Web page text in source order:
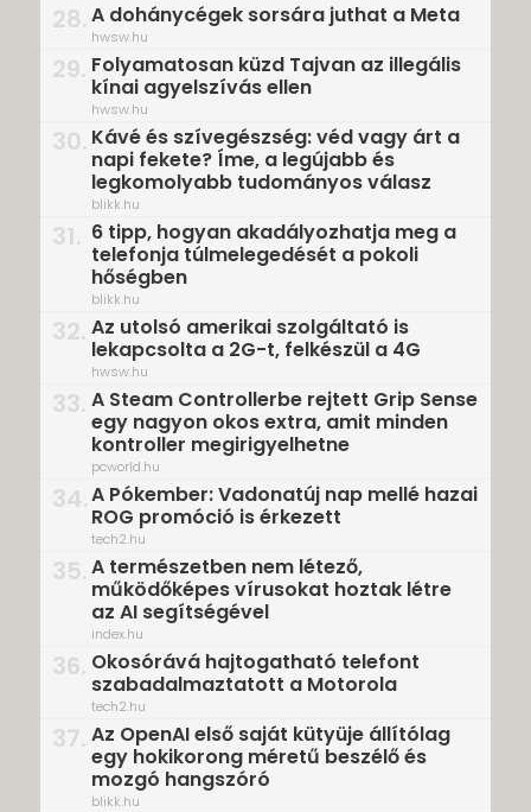
28. A dohánycégek sorsára juthat a Meta
hwsw.hu
29. Folyamatosan küzd Tajvan az illegális
kínai agyelszívás ellen
hwsw.hu
30. Kávé és szívegészség: véd vagy árt a
napi fekete? Íme, a legújabb és
legkomolyabb tudományos válasz
blikk.hu
31. 6 tipp, hogyan akadályozhatja meg a
telefonja túlmelegedését a pokoli
hőségben
blikk.hu
32. Az utolsó amerikai szolgáltató is
lekapcsolta a 2G-t, felkészül a 4G
hwsw.hu
33. A Steam Controllerbe rejtett Grip Sense
egy nagyon okos extra, amit minden
kontroller megirigyelhetne
pcworld.hu
34.A Pókember: Vadonatúj nap mellé hazai
ROG promóció is érkezett
tech2.hu
35. A természetben nem létező,
működőképes vírusokat hoztak létre
az AI segítségével
index.hu
36. Okosórává hajtogatható telefont
szabadalmaztatott a Motorola
tech2.hu
37. Az OpenAI első saját kütyüje állítólag
egy hokikorong méretű beszélő és
mozgó hangszóró
blikk.hu